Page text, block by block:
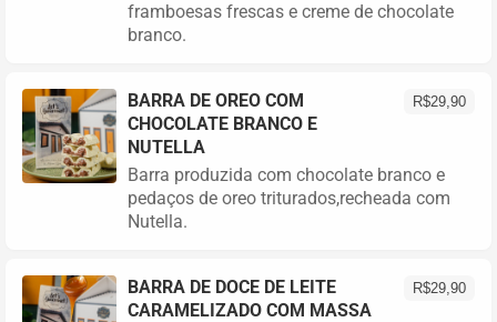
framboesas frescas e creme de chocolate
branco.
R$29,90
BARRA DE OREO COM
CHOCOLATE BRANCO E
NUTELLA
Barra produzida com chocolate branco e
pedaços de oreo triturados,recheada com
Nutella.
R$29,90
BARRA DE DOCE DE LEITE
CARAMELIZADO COM MASSA